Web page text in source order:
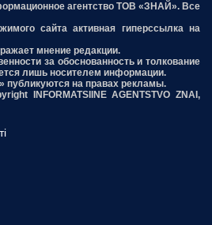
агентство ТОВ «ЗНАЙ». Все
сайта активная гиперссылка на
мнение редакции.
за обоснованность и толкование
лишь носителем информации.
публикуются на правах рекламы.
INFORMATSIINE AGENTSTVO ZNAI,